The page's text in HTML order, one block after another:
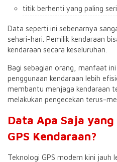
titik berhenti yang paling
Data seperti ini sebenarnya
sehari-hari. Pemilik kendaraan
kendaraan secara keseluruhan.
Bagi sebagian orang, manfaat
penggunaan kendaraan lebih
membantu menjaga kendaraan
melakukan pengecekan terus-
Data Apa Saja
GPS Kendaraan?
Teknologi GPS modern kini jauh